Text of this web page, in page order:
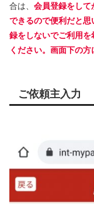
合は、 会員登録をして
できるので便利だと
録をしないでご利用
ください。画面下の方
ご依頼主入力